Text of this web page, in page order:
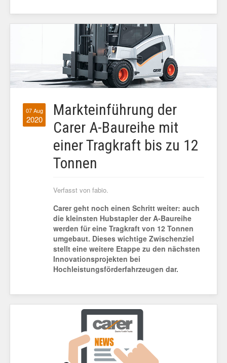
07 Aug
2020
Markteinführung der
Carer A-Baureihe mit
einer Tragkraft bis zu 12
Tonnen
Verfasst von fabio.
Carer geht noch einen Schritt weiter: auch
die kleinsten Hubstapler der A-Baureihe
werden für eine Tragkraft von 12 Tonnen
umgebaut. Dieses wichtige Zwischenziel
stellt eine weitere Etappe zu den nächsten
Innovationsprojekten bei
Hochleistungsförderfahrzeugen dar.